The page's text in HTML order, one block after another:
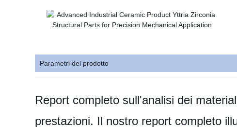
Parametri del prodotto
Report completo sull'analisi dei
prestazioni. Il nostro report completo